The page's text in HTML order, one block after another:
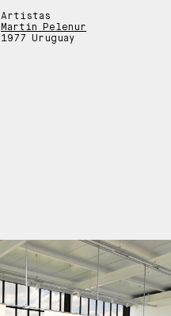
Artistas
Martín Pelenur
1977 Uruguay